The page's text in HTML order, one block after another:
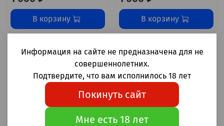
В корзину В корзину
Информация на сайте не предназначена для не
совершеннолетних.
Подтвердите, что вам исполнилось 18 лет
Покинуть сайт
Мне есть 18 лет